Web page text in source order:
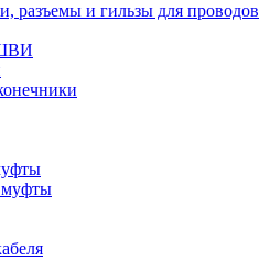
разъемы и гильзы для проводов
муфты